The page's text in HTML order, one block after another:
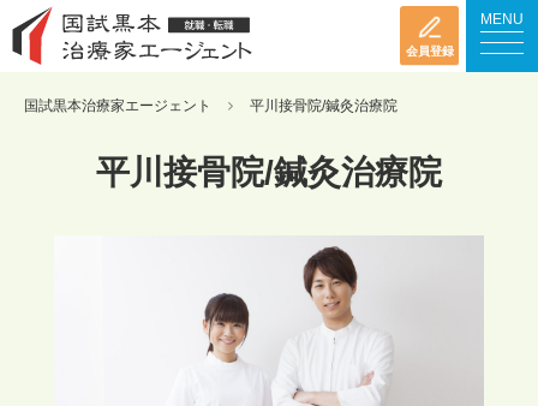
会員登録
MENU
国試黒本治療家エージェント 平川接骨院/鍼灸治療院
平川接骨院/鍼灸治療院